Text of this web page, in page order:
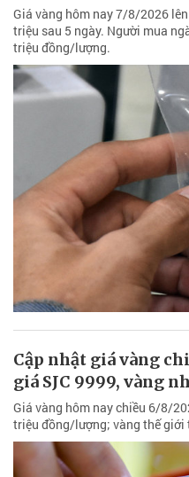
Giá vàng hôm nay 7/8/2026
triệu sau 5 ngày. Người mua
triệu đồng/lượng.
Cập nhật giá vàng
giá SJC 9999, vàng
Giá vàng hôm nay chiều 6/8/
triệu đồng/lượng; vàng thế giới